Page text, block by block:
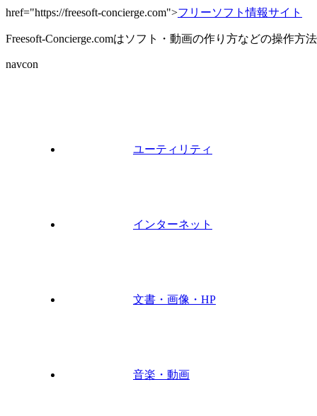
href="https://freesoft-concierge.com">フリーソフト情報サイト
Freesoft-Concierge.comはソフト・動画の作り方などの操作方
navcon
ユーティリティ
インターネット
文書・画像・HP
音楽・動画